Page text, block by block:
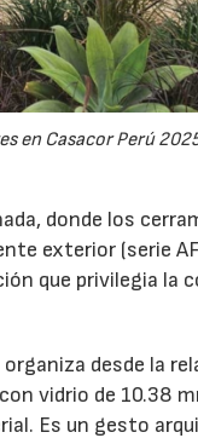
en Casacor Perú
donde los
exterior (serie
que privilegia la
desde la
vidrio de 10.38
Es un gesto